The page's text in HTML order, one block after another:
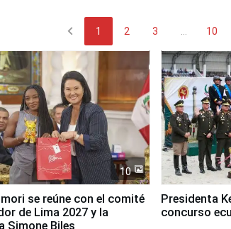
chevron_left 1 2 3 10
10
se reúne con el comité
de Lima 2027 y la
Simone Biles
Presidenta
concurso